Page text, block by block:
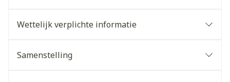
Wettelijk verplichte informatie
Samenstelling